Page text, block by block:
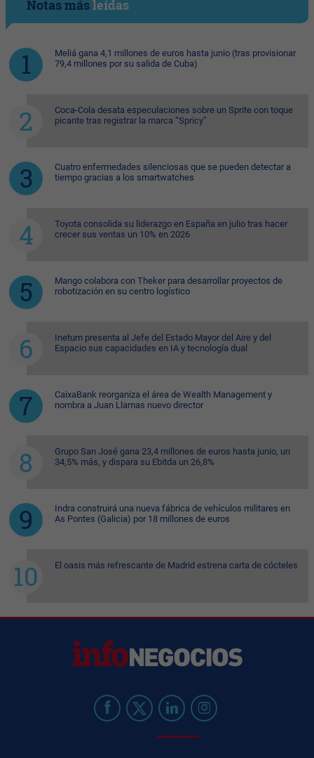
Notas másleídas
Meliá gana 4,1 millones de euros hasta junio (tras provisionar
79,4 millones por su salida de Cuba)
Coca-Cola desata especulaciones sobre un Sprite con toque
picante tras registrar la marca “Spricy”
Cuatro enfermedades silenciosas que se pueden detectar a
tiempo gracias a los smartwatches
Toyota consolida su liderazgo en España en julio tras hacer
crecer sus ventas un 10% en 2026
Mango colabora con Theker para desarrollar proyectos de
robotización en su centro logístico
Inetum presenta al Jefe del Estado Mayor del Aire y del
Espacio sus capacidades en IA y tecnología dual
CaixaBank reorganiza el área de Wealth Management y
nombra a Juan Llamas nuevo director
Grupo San José gana 23,4 millones de euros hasta junio, un
34,5% más, y dispara su Ebitda un 26,8%
Indra construirá una nueva fábrica de vehículos militares en
As Pontes (Galicia) por 18 millones de euros
El oasis más refrescante de Madrid estrena carta de cócteles